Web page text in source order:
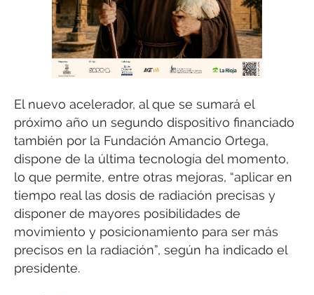
El nuevo acelerador, al que se sumará el
próximo año un segundo dispositivo financiado
también por la Fundación Amancio Ortega,
dispone de la última tecnología del momento,
lo que permite, entre otras mejoras, “aplicar en
tiempo real las dosis de radiación precisas y
disponer de mayores posibilidades de
movimiento y posicionamiento para ser más
precisos en la radiación”, según ha indicado el
presidente.